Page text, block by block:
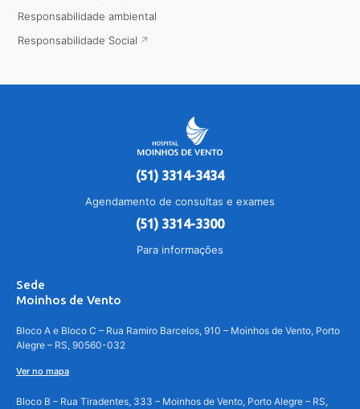
Responsabilidade ambiental
Responsabilidade Social
(51) 3314-3434
Agendamento de consultas e exames
(51) 3314-3300
Para informações
Sede
Moinhos de Vento
Bloco A e Bloco C – Rua Ramiro Barcelos, 910 – Moinhos de Vento, Porto
Alegre – RS, 90560-032
Ver no mapa
Bloco B – Rua Tiradentes, 333 – Moinhos de Vento, Porto Alegre – RS,